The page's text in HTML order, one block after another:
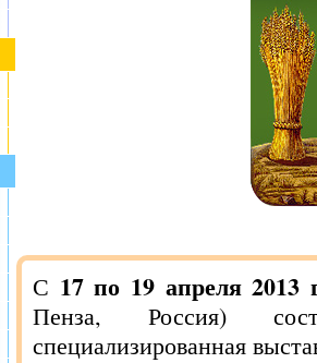
С 17 по 19 апреля 2013
Пенза, Россия)
специализированная